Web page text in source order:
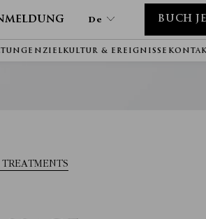
De
De
BUCH
ZIELKULTUR & EREIGNISSE